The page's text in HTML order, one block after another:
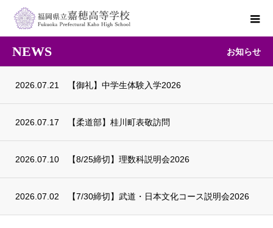
NEWS お知らせ
2026.07.21 【御礼】中学生体験入学2026
2026.07.17 【柔道部】桂川町表敬訪問
2026.07.10 【8/25締切】理数科説明会2026
2026.07.02 【7/30締切】武道・日本文化コース説明会2026